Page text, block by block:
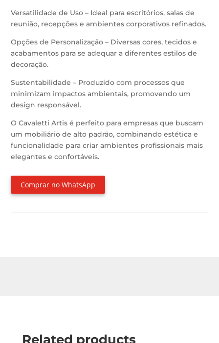
Versatilidade de Uso – Ideal para escritórios, salas de
reunião, recepções e ambientes corporativos refinados.
Opções de Personalização – Diversas cores, tecidos e
acabamentos para se adequar a diferentes estilos de
decoração.
Sustentabilidade – Produzido com processos que
minimizam impactos ambientais, promovendo um
design responsável.
O Cavaletti Artis é perfeito para empresas que buscam
um mobiliário de alto padrão, combinando estética e
funcionalidade para criar ambientes profissionais mais
elegantes e confortáveis.
Comprar no WhatsApp
Related products